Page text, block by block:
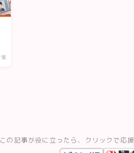
この記事が役に立ったら、クリックで応